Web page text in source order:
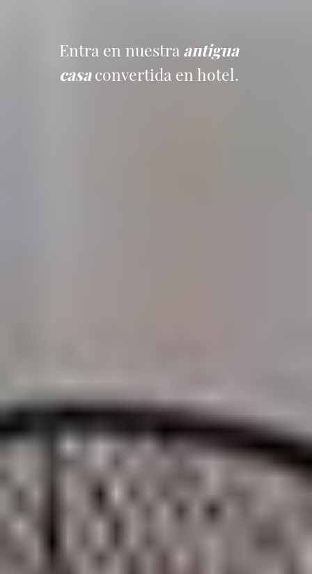
Entra en nuestra antigua
casaconvertida en hotel.